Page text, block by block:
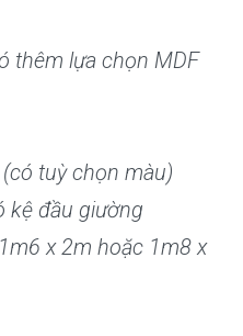
thêm lựa chọn MDF
tuỳ chọn màu)
kệ đầu giường
x 2m hoặc 1m8 x